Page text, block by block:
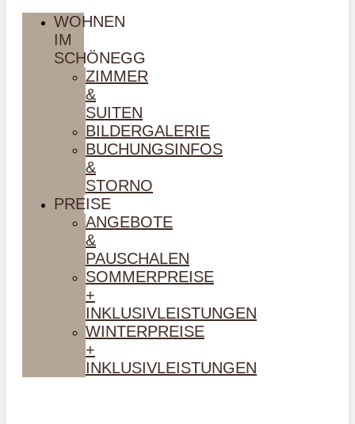
WOHNEN
IM
SCHÖNEGG
ZIMMER
&
SUITEN
BILDERGALERIE
BUCHUNGSINFOS
&
STORNO
PREISE
ANGEBOTE
&
PAUSCHALEN
SOMMERPREISE
+
INKLUSIVLEISTUNGEN
WINTERPREISE
+
INKLUSIVLEISTUNGEN